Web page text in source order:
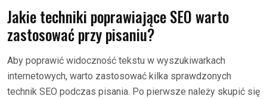
Jakie techniki poprawiające SEO warto
zastosować przy pisaniu?
Aby poprawić widoczność tekstu w wyszukiwarkach
internetowych, warto zastosować kilka sprawdzonych
technik SEO podczas pisania. Po pierwsze należy skupić się